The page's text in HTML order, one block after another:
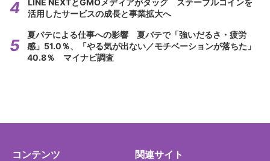
活用したサービスの成長と事業拡大へ
夏バテによる仕事への影響 夏バテで「強いだるさ・疲労
感」51.0％、「やる気が出ない／モチベーションが落ちた」
40.8％ マイナビ調査
コンテンツ 関連サイト